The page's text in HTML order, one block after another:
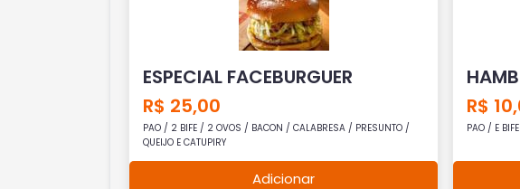
ESPECIAL FACEBURGUER
R$ 25,00
PAO / 2 BIFE / 2 OVOS / BACON / CALABRESA / PRESUNTO /
QUEIJO E CATUPIRY
Adicionar
R$
PAO / E BIFE